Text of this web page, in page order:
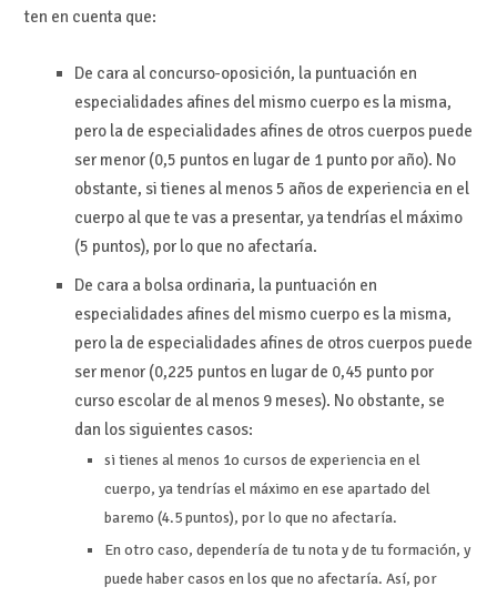
ten en cuenta que:
De cara al concurso-oposición, la puntuación en
especialidades afines del mismo cuerpo es la misma,
pero la de especialidades afines de otros cuerpos puede
ser menor (0,5 puntos en lugar de 1 punto por año). No
obstante, si tienes al menos 5 años de experiencia en el
cuerpo al que te vas a presentar, ya tendrías el máximo
(5 puntos), por lo que no afectaría.
De cara a bolsa ordinaria, la puntuación en
especialidades afines del mismo cuerpo es la misma,
pero la de especialidades afines de otros cuerpos puede
ser menor (0,225 puntos en lugar de 0,45 punto por
curso escolar de al menos 9 meses). No obstante, se
dan los siguientes casos:
si tienes al menos 1o cursos de experiencia en el
cuerpo, ya tendrías el máximo en ese apartado del
baremo (4.5 puntos), por lo que no afectaría.
En otro caso, dependería de tu nota y de tu formación, y
puede haber casos en los que no afectaría. Así, por